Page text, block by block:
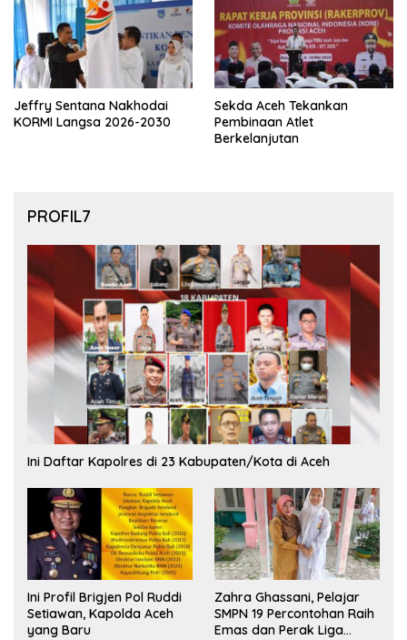
Jeffry Sentana Nakhodai
KORMI Langsa 2026-2030
Sekda Aceh Tekankan
Pembinaan Atlet
Berkelanjutan
PROFIL7
Ini Daftar Kapolres di 23 Kabupaten/Kota di Aceh
Ini Profil Brigjen Pol Ruddi
Setiawan, Kapolda Aceh
yang Baru
Zahra Ghassani, Pelajar
SMPN 19 Percontohan Raih
Emas dan Perak Liga